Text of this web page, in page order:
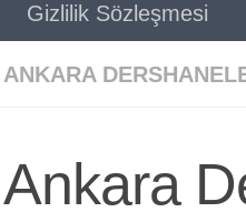
Gizlilik Sözleşmesi
ANKARA
Ankara